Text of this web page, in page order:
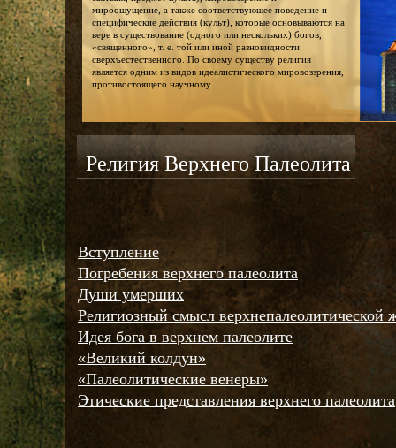
мироощущение, а также соответствующее поведение и
специфические действия (культ), которые основываются на
вере в существование (одного или нескольких) богов,
«священного», т. е. той или иной разновидности
сверхъестественного. По своему существу религия
является одним из видов идеалистического мировоззрения,
противостоящего научному.
Религия Верхнего Палеолита
Вступление
Погребения верхнего палеолита
Души умерших
Религиозный смысл верхнепалеолитической
Идея бога в верхнем палеолите
«Великий колдун»
«Палеолитические венеры»
Этические представления верхнего палеолита